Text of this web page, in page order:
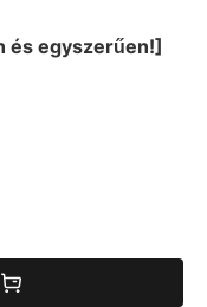
és egyszerűen!]